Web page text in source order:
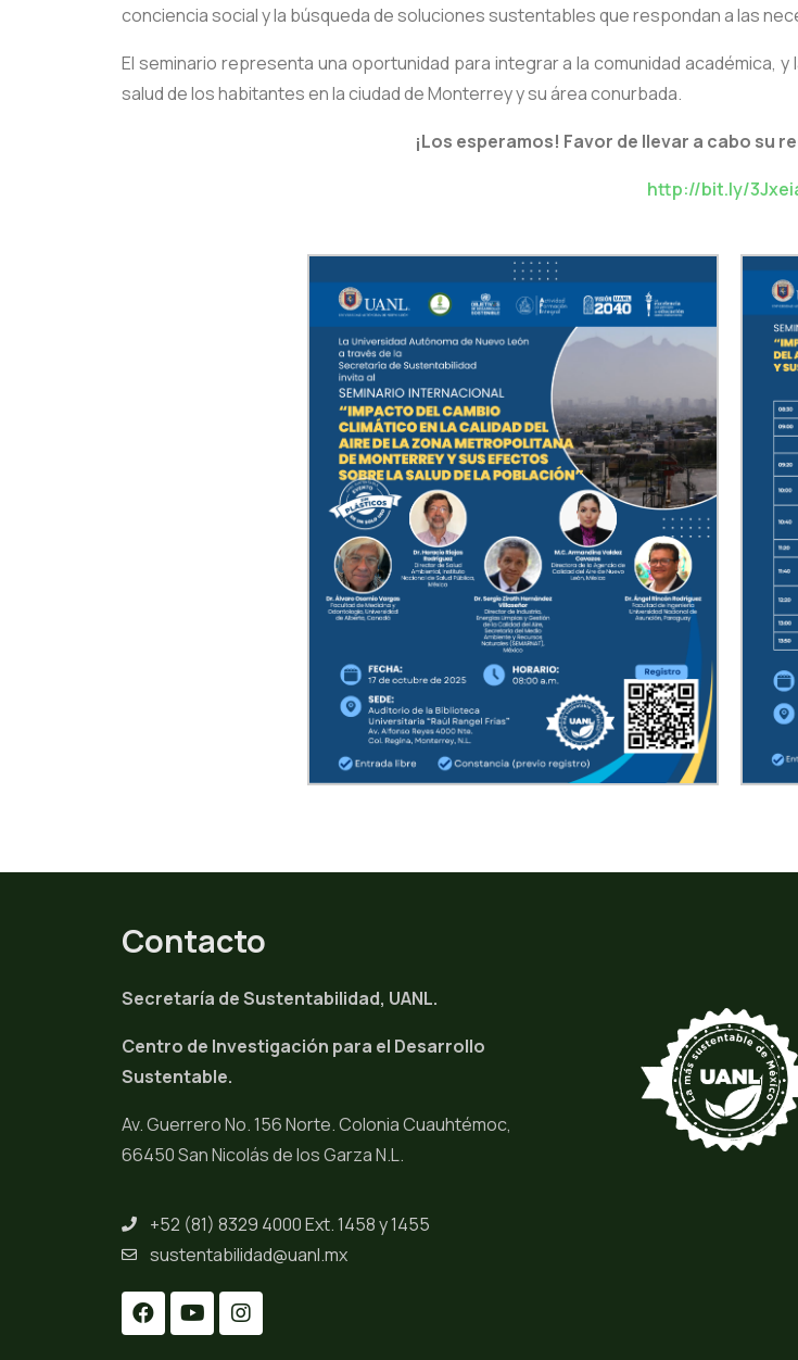
conciencia social y la búsqueda de soluciones sustentables que respondan a las
El seminario representa una oportunidad para integrar a la comunidad académica,
salud de los habitantes en la ciudad de Monterrey y su área conurbada.
¡Los esperamos! Favor de llevar a cabo su
http://bit.ly/
Contacto
Secretaría de Sustentabilidad, UANL.
Centro de Investigación para el Desarrollo
Sustentable.
Av. Guerrero No. 156 Norte. Colonia Cuauhtémoc,
66450 San Nicolás de los Garza N.L.
+52 (81) 8329 4000 Ext. 1458 y 1455
sustentabilidad@uanl.mx